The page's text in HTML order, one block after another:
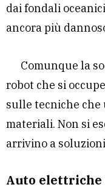
dai fondali
ancora più
Comunque la
robot che si
sulle tecniche
materiali. Non si
arrivino a
Auto elettriche